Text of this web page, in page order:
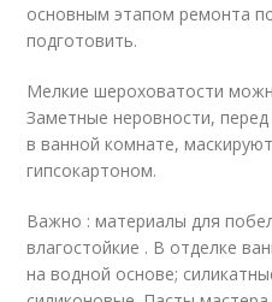
основным этапом ремонта
подготовить.
Мелкие шероховатости
Заметные неровности,
в ванной комнате,
гипсокартоном.
Важно : материалы для
влагостойкие . В отделке
на водной основе;